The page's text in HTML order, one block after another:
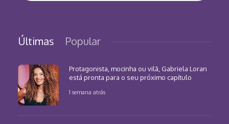
Últimas Popular
Protagonista, mocinha ou vilã, Gabriela Loran
está pronta para o seu próximo capítulo
1 semana atrás